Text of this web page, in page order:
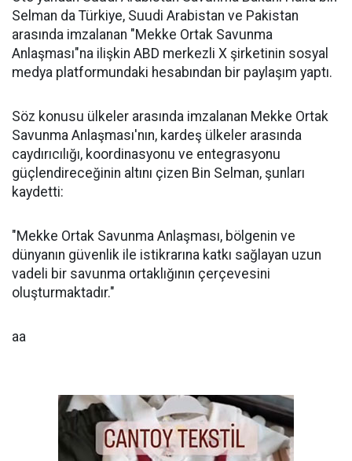
Selman da Türkiye, Suudi Arabistan ve Pakistan
arasında imzalanan "Mekke Ortak Savunma
Anlaşması"na ilişkin ABD merkezli X şirketinin sosyal
medya platformundaki hesabından bir paylaşım yaptı.
Söz konusu ülkeler arasında imzalanan Mekke Ortak
Savunma Anlaşması'nın, kardeş ülkeler arasında
caydırıcılığı, koordinasyonu ve entegrasyonu
güçlendireceğinin altını çizen Bin Selman, şunları
kaydetti:
"Mekke Ortak Savunma Anlaşması, bölgenin ve
dünyanın güvenlik ile istikrarına katkı sağlayan uzun
vadeli bir savunma ortaklığının çerçevesini
oluşturmaktadır."
aa